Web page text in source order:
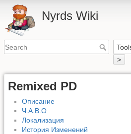
Nyrds Wiki
>
Remixed PD
Описание
Ч.А.В.О
Локализация
История Изменений